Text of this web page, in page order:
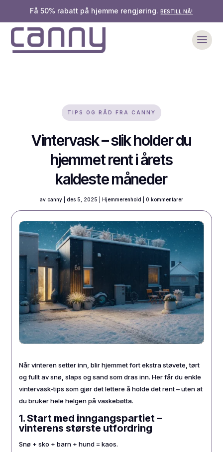
Få 50% rabatt på hjemme rengjøring.BESTILL NÅ!
TIPS OG RÅD FRA CANNY
Vintervask – slik holder du
hjemmet rent i årets
kaldeste måneder
av canny| des 5, 2025 Hjemmerenhold 0 kommentarer
Når vinteren setter inn, blir hjemmet fort ekstra støvete, tørt
og fullt av snø, slaps og sand som dras inn. Her får du enkle
vintervask-tips som gjør det lettere å holde det rent – uten at
du bruker hele helgen på vaskebøtta.
1. Start med inngangspartiet –
vinterens største utfordring
Snø + sko + barn + hund = kaos.